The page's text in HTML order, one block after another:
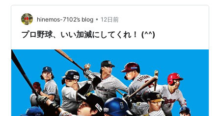
つでも増やすこと これに尽きます。 たったそれだけです
が、これが大きな差に…
hinemos-7102’s blog • 12日前
プロ野球、いい加減にしてくれ！ (^^)